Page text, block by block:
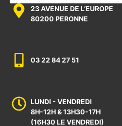
23 AVENUE DE L’EUROPE
80200 PERONNE
03 22 84 27 51
LUNDI - VENDREDI
8H-12H & 13H30-17H
(16H30 LE VENDREDI)